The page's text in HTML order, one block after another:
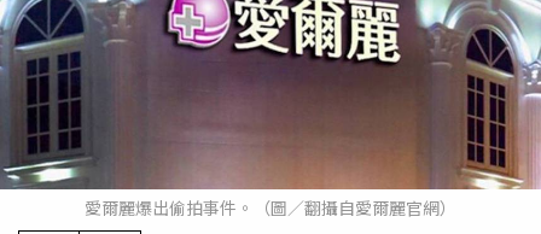
愛爾麗爆出偷拍事件。（圖／翻攝自愛爾麗官網）